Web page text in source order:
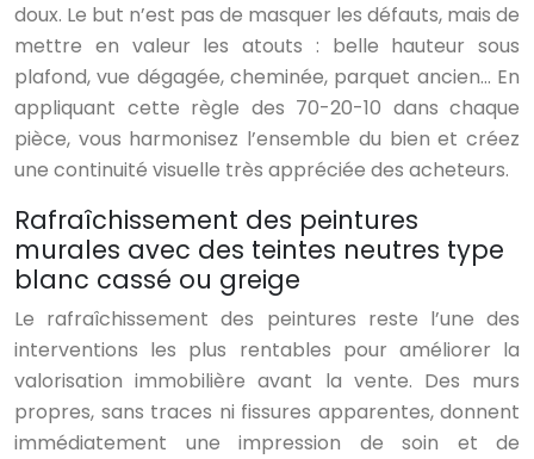
doux. Le but n’est pas de masquer les défauts, mais de
mettre en valeur les atouts : belle hauteur sous
plafond, vue dégagée, cheminée, parquet ancien… En
appliquant cette règle des 70-20-10 dans chaque
pièce, vous harmonisez l’ensemble du bien et créez
une continuité visuelle très appréciée des acheteurs.
Rafraîchissement des peintures
murales avec des teintes neutres type
blanc cassé ou greige
Le rafraîchissement des peintures reste l’une des
interventions les plus rentables pour améliorer la
valorisation immobilière avant la vente. Des murs
propres, sans traces ni fissures apparentes, donnent
immédiatement une impression de soin et de